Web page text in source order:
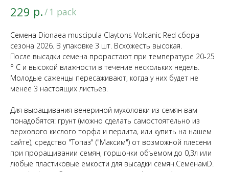
229 р./1 pack
Семена Dionaea muscipula Claytons Volcanic Red сбора
сезона 2026. В упаковке 3 шт. Всхожесть высокая.
После высадки семена прорастают при температуре 20-25
° C и высокой влажности в течение нескольких недель.
Молодые саженцы пересаживают, когда у них будет не
менее 3 настоящих листьев.
Для выращивания венериной мухоловки из семян вам
понадобятся: грунт (можно сделать самостоятельно из
верхового кислого торфа и перлита, или купить на нашем
сайте), средство "Топаз" ("Максим") от возможной плесени
при проращивании семян, горшочки объемом до 0,3л или
любые пластиковые емкости для высадки семян.СеменамD.